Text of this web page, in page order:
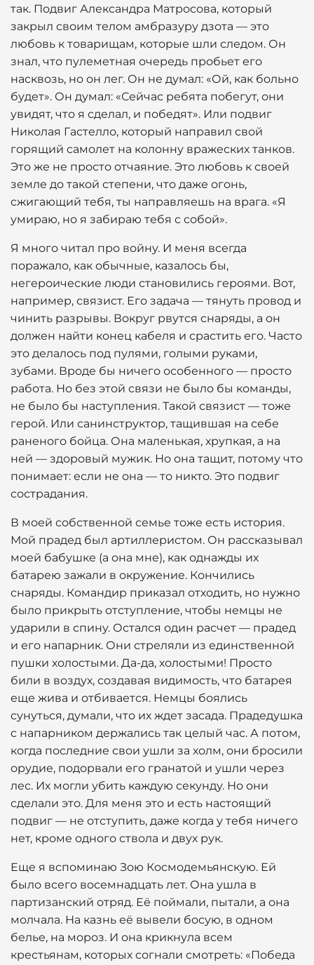
так. Подвиг Александра Матросова, который
закрыл своим телом амбразуру дзота — это
любовь к товарищам, которые шли следом. Он
знал, что пулеметная очередь пробьет его
насквозь, но он лег. Он не думал: «Ой, как больно
будет». Он думал: «Сейчас ребята побегут, они
увидят, что я сделал, и победят». Или подвиг
Николая Гастелло, который направил свой
горящий самолет на колонну вражеских танков.
Это же не просто отчаяние. Это любовь к своей
земле до такой степени, что даже огонь,
сжигающий тебя, ты направляешь на врага. «Я
умираю, но я забираю тебя с собой».
Я много читал про войну. И меня всегда
поражало, как обычные, казалось бы,
негероические люди становились героями. Вот,
например, связист. Его задача — тянуть провод и
чинить разрывы. Вокруг рвутся снаряды, а он
должен найти конец кабеля и срастить его. Часто
это делалось под пулями, голыми руками,
зубами. Вроде бы ничего особенного — просто
работа. Но без этой связи не было бы команды,
не было бы наступления. Такой связист — тоже
герой. Или санинструктор, тащившая на себе
раненого бойца. Она маленькая, хрупкая, а на
ней — здоровый мужик. Но она тащит, потому что
понимает: если не она — то никто. Это подвиг
сострадания.
В моей собственной семье тоже есть история.
Мой прадед был артиллеристом. Он рассказывал
моей бабушке (а она мне), как однажды их
батарею зажали в окружение. Кончились
снаряды. Командир приказал отходить, но нужно
было прикрыть отступление, чтобы немцы не
ударили в спину. Остался один расчет — прадед
и его напарник. Они стреляли из единственной
пушки холостыми. Да-да, холостыми! Просто
били в воздух, создавая видимость, что батарея
еще жива и отбивается. Немцы боялись
сунуться, думали, что их ждет засада. Прадедушка
с напарником держались так целый час. А потом,
когда последние свои ушли за холм, они бросили
орудие, подорвали его гранатой и ушли через
лес. Их могли убить каждую секунду. Но они
сделали это. Для меня это и есть настоящий
подвиг — не отступить, даже когда у тебя ничего
нет, кроме одного ствола и двух рук.
Еще я вспоминаю Зою Космодемьянскую. Ей
было всего восемнадцать лет. Она ушла в
партизанский отряд. Её поймали, пытали, а она
молчала. На казнь её вывели босую, в одном
белье, на мороз. И она крикнула всем
крестьянам, которых согнали смотреть: «Победа